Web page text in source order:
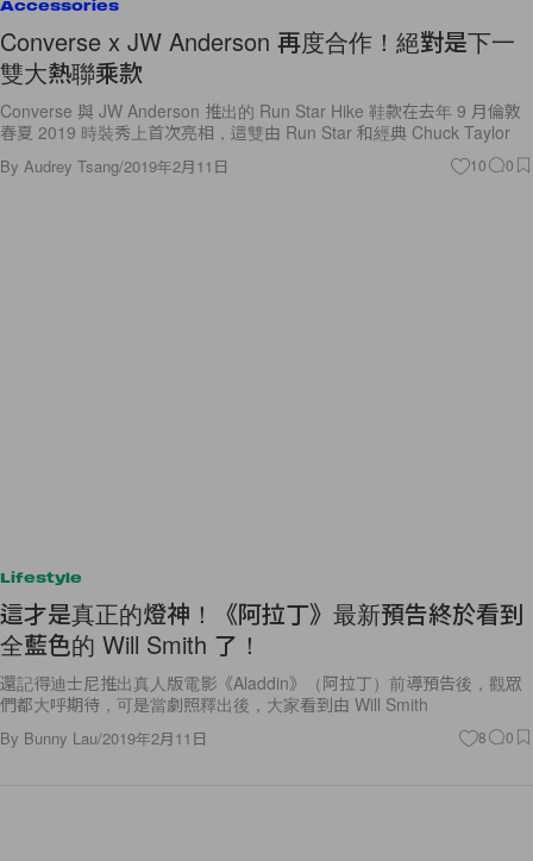
Accessories
Converse x JW Anderson 再度合作！絕對是下一
雙大熱聯乘款
Converse 與 JW Anderson 推出的 Run Star Hike 鞋款在去年 9 月倫敦
春夏 2019 時裝秀上首次亮相，這雙由 Run Star 和經典 Chuck Taylor
By Audrey Tsang/2019年2月11日 10 0
Lifestyle
這才是真正的燈神！《阿拉丁》最新預告終於看到
全藍色的 Will Smith 了！
還記得迪士尼推出真人版電影《Aladdin》（阿拉丁）前導預告後，觀眾
們都大呼期待，可是當劇照釋出後，大家看到由 Will Smith
By Bunny Lau/2019年2月11日 8 0